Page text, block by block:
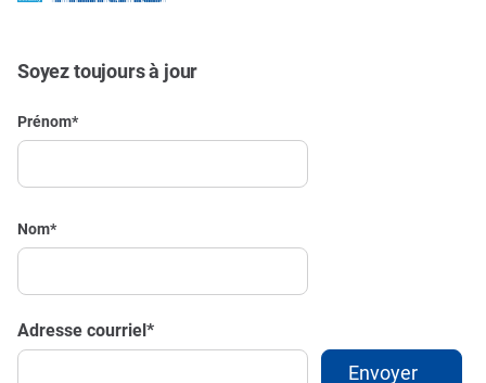
Soyez toujours à jour
Prénom*
Nom*
Adresse courriel*